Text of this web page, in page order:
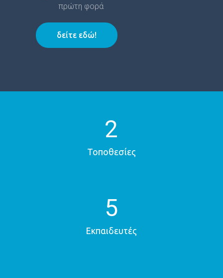
πρώτη φορά
δείτε εδώ!
2
Τοποθεσίες
5
Εκπαιδευτές